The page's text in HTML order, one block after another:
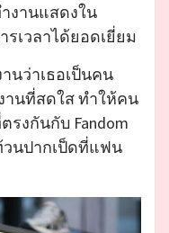
งานแสดงใน
รเวลาได้ยอดเยี่ยม
นว่าเธอเป็นคน
านที่สดใส ทำให้คน
งกันกับ Fandom
วนปากเป็ดที่แฟน